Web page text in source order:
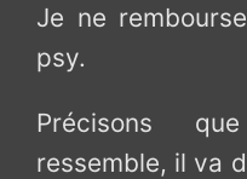
Je ne
psy.
Précisons
ressemble, il va